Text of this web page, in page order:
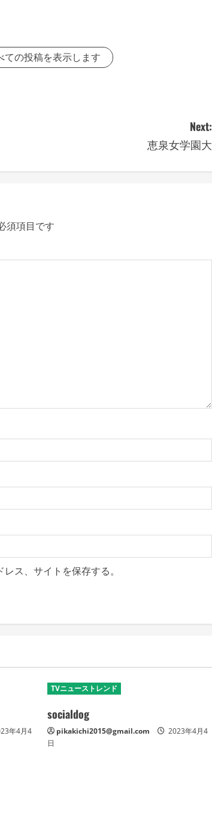
ての投稿を表示します
Next:
恵泉女学園大
須項目です
ス、サイトを保存する。
年4月4
TVニューストレンド
socialdog
pikakichi2015@gmail.com
2023年4月4
日